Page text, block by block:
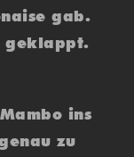
gab.
geklappt.
ins
zu